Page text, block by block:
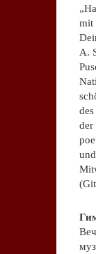
mit
A.
der